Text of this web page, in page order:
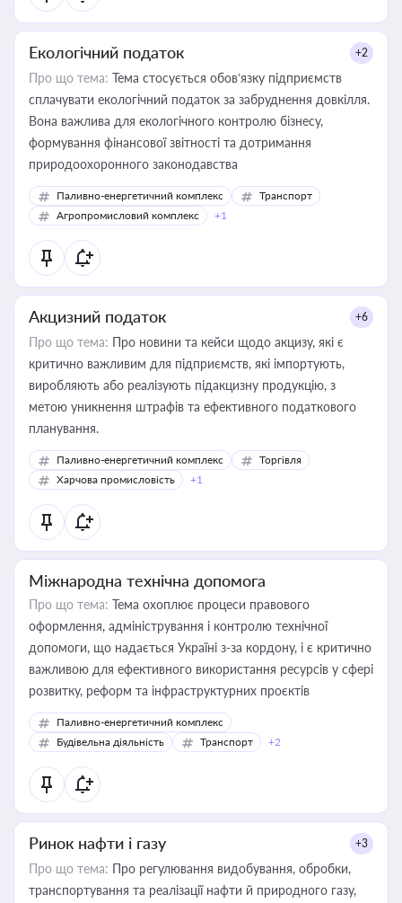
Екологічний податок +2
Про що тема: Тема стосується обов’язку підприємств
сплачувати екологічний податок за забруднення довкілля.
Вона важлива для екологічного контролю бізнесу,
формування фінансової звітності та дотримання
природоохоронного законодавства
Паливно-енергетичний комплекс
Транспорт
Агропромисловий комплекс
+1
Акцизний податок +6
Про що тема: Про новини та кейси щодо акцизу, які є
критично важливим для підприємств, які імпортують,
виробляють або реалізують підакцизну продукцію, з
метою уникнення штрафів та ефективного податкового
планування.
Паливно-енергетичний комплекс
Торгівля
Харчова промисловість
+1
Міжнародна технічна допомога
Про що тема: Тема охоплює процеси правового
оформлення, адміністрування і контролю технічної
допомоги, що надається Україні з-за кордону, і є критично
важливою для ефективного використання ресурсів у сфері
розвитку, реформ та інфраструктурних проєктів
Паливно-енергетичний комплекс
Будівельна діяльність
Транспорт +2
Ринок нафти і газу +3
Про що тема: Про регулювання видобування, обробки,
транспортування та реалізації нафти й природного газу,